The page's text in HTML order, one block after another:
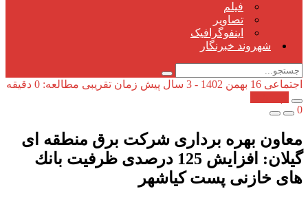
فیلم
تصاویر
اینفوگرافیک
شهروند خبرنگار
اجتماعی 16 بهمن 1402 - 3 سال پیش
زمان تقریبی مطالعه: 0 دقیقه
0
معاون بهره برداری شرکت برق منطقه ای
گیلان: افزایش 125 درصدی ظرفیت بانك
های خازنی پست كیاشهر